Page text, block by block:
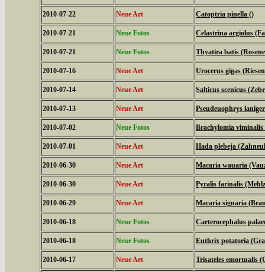
2010-07-22 Neue Art Catoptria pinella ()
2010-07-21 Neue Fotos Celastrina argiolus
2010-07-21 Neue Fotos Thyatira batis
2010-07-16 Neue Art Urocerus gigas
2010-07-14 Neue Art Salticus scenicus
2010-07-13 Neue Art Pseudeuophrys
2010-07-02 Neue Fotos Brachylomia viminalis
2010-07-01 Neue Art Hada plebeja
2010-06-30 Neue Art Macaria wauaria
2010-06-30 Neue Art Pyralis farinalis
2010-06-29 Neue Art Macaria signaria
2010-06-18 Neue Fotos Carterocephalus
2010-06-18 Neue Fotos Euthrix potatoria
2010-06-17 Neue Art Trisateles emortualis